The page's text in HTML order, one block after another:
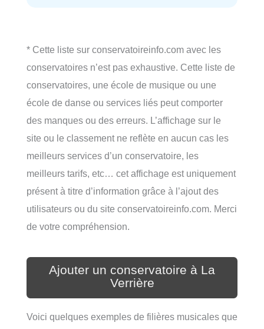
* Cette liste sur conservatoireinfo.com avec les
conservatoires n’est pas exhaustive. Cette liste de
conservatoires, une école de musique ou une
école de danse ou services liés peut comporter
des manques ou des erreurs. L’affichage sur le
site ou le classement ne reflète en aucun cas les
meilleurs services d’un conservatoire, les
meilleurs tarifs, etc… cet affichage est uniquement
présent à titre d’information grâce à l’ajout des
utilisateurs ou du site conservatoireinfo.com. Merci
de votre compréhension.
Ajouter un conservatoire à La
Verrière
Voici quelques exemples de filières musicales que